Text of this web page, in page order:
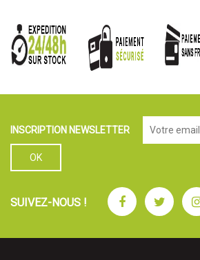
INSCRIPTION NEWSLETTER
SUIVEZ-NOUS ! Facebook